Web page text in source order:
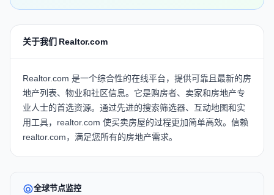
关于我们 Realtor.com
Realtor.com 是一个综合性的在线平台，提供可靠且最新的房
地产列表、物业和社区信息。它是购房者、卖家和房地产专
业人士的首选资源。通过先进的搜索筛选器、互动地图和实
用工具，realtor.com 使买卖房屋的过程更加简单高效。信赖
realtor.com，满足您所有的房地产需求。
全球节点监控